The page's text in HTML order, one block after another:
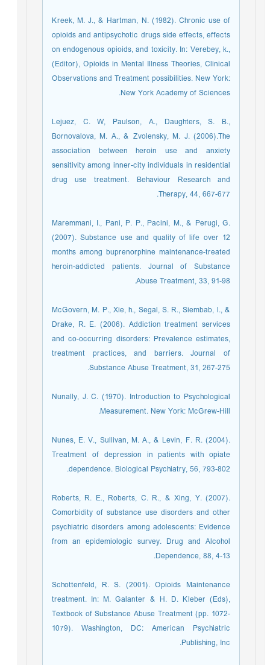
Kreek, M. J., & Hartman, N. (1982). Chronic use of
opioids and antipsychotic drugs side effects, effects
on endogenous opioids, and toxicity. In: Verebey, k.,
(Editor), Opioids in Mental Illness Theories, Clinical
Observations and Treatment possibilities. New York:
New York Academy of Sciences.
Lejuez, C. W, Paulson, A., Daughters, S. B.,
Bornovalova, M. A., & Zvolensky, M. J. (2006).The
association between heroin use and anxiety
sensitivity among inner-city individuals in residential
drug use treatment. Behaviour Research and
Therapy, 44, 667-677.
Maremmani, I., Pani, P. P., Pacini, M., & Perugi, G.
(2007). Substance use and quality of life over 12
months among buprenorphine maintenance-treated
heroin-addicted patients. Journal of Substance
Abuse Treatment, 33, 91-98.
McGovern, M. P., Xie, h., Segal, S. R., Siembab, l., &
Drake, R. E. (2006). Addiction treatment services
and co-occurring disorders: Prevalence estimates,
treatment practices, and barriers. Journal of
Substance Abuse Treatment, 31, 267-275.
Nunally, J. C. (1970). Introduction to Psychological
Measurement. New York: McGrew-Hill.
Nunes, E. V., Sullivan, M. A., & Levin, F. R. (2004).
Treatment of depression in patients with opiate
dependence. Biological Psychiatry, 56, 793-802.
Roberts, R. E., Roberts, C. R., & Xing, Y. (2007).
Comorbidity of substance use disorders and other
psychiatric disorders among adolescents: Evidence
from an epidemiologic survey. Drug and Alcohol
Dependence, 88, 4-13.
Schottenfeld, R. S. (2001). Opioids Maintenance
treatment. In: M. Galanter & H. D. Kleber (Eds),
Textbook of Substance Abuse Treatment (pp. 1072-
1079). Washington, DC: American Psychiatric
Publishing, Inc.